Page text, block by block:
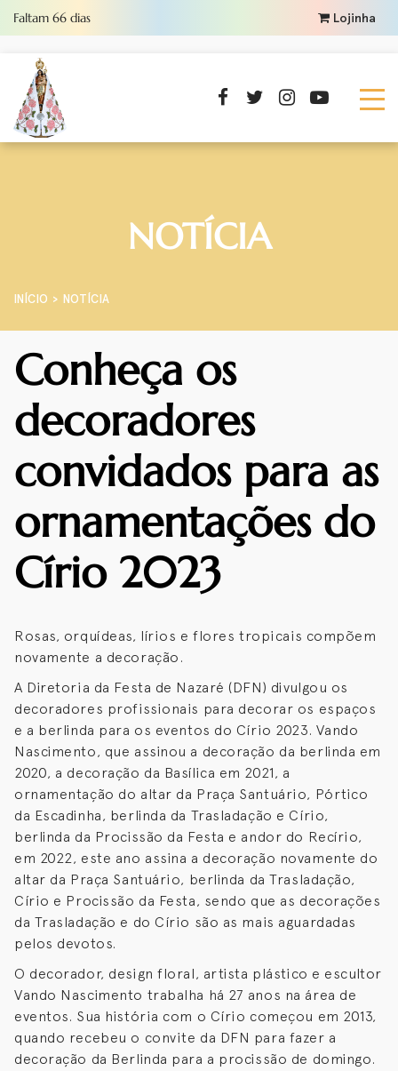
Faltam 66 dias Lojinha
NOTÍCIA
INÍCIO NOTÍCIA
Conheça os
decoradores
convidados para as
ornamentações do
Círio 2023
Rosas, orquídeas, lírios e flores tropicais compõem
novamente a decoração.
A Diretoria da Festa de Nazaré (DFN) divulgou os
decoradores profissionais para decorar os espaços
e a berlinda para os eventos do Círio 2023. Vando
Nascimento, que assinou a decoração da berlinda em
2020, a decoração da Basílica em 2021, a
ornamentação do altar da Praça Santuário, Pórtico
da Escadinha, berlinda da Trasladação e Círio,
berlinda da Procissão da Festa e andor do Recírio,
em 2022, este ano assina a decoração novamente do
altar da Praça Santuário, berlinda da Trasladação,
Círio e Procissão da Festa, sendo que as decorações
da Trasladação e do Círio são as mais aguardadas
pelos devotos.
O decorador, design floral, artista plástico e escultor
Vando Nascimento trabalha há 27 anos na área de
eventos. Sua história com o Círio começou em 2013,
quando recebeu o convite da DFN para fazer a
decoração da Berlinda para a procissão de domingo.